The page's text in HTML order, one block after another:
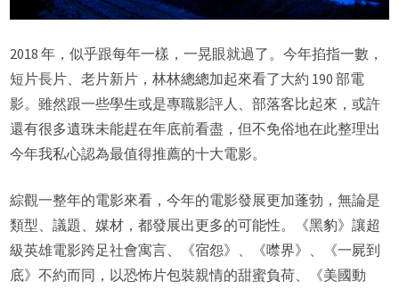
2018 年，似乎跟每年一樣，一晃眼就過了。今年掐指一數，
短片長片、老片新片，林林總總加起來看了大約 190 部電
影。雖然跟一些學生或是專職影評人、部落客比起來，或許
還有很多遺珠未能趕在年底前看盡，但不免俗地在此整理出
今年我私心認為最值得推薦的十大電影。
綜觀一整年的電影來看，今年的電影發展更加蓬勃，無論是
類型、議題、媒材，都發展出更多的可能性。《黑豹》讓超
級英雄電影跨足社會寓言、《宿怨》、《噤界》、《一屍到
底》不約而同，以恐怖片包裝親情的甜蜜負荷、《美國動